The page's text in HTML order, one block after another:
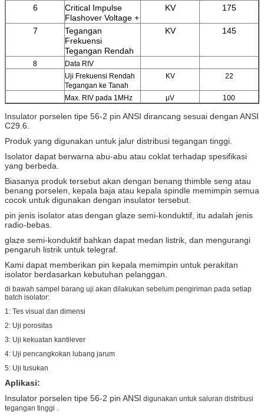
6
Critical Impulse
Flashover Voltage +
KV 175
7
Tegangan
Frekuensi
Tegangan Rendah
KV 145
8
Data RIV
Uji Frekuensi Rendah
Tegangan ke Tanah
KV 22
Max. RIV pada 1MHz μV 100
Insulator porselen tipe 56-2 pin ANSI dirancang sesuai dengan ANSI
C29.6.
Produk yang digunakan untuk jalur distribusi tegangan tinggi.
Isolator dapat berwarna abu-abu atau coklat terhadap spesifikasi
yang berbeda.
Biasanya produk tersebut akan dengan benang thimble seng atau
benang porselen, kepala baja atau kepala spindle memimpin semua
cocok untuk digunakan dengan insulator tersebut.
pin jenis isolator atasdengan glaze semi-konduktif, itu adalah jenis
radio-bebas.
glaze semi-konduktif bahkan dapat medan listrik, dan mengurangi
pengaruh listrik untuk telegraf.
Kami dapat memberikan pin kepala memimpin untuk perakitan
isolator berdasarkan kebutuhan pelanggan.
di bawah sampel barang uji akan dilakukan sebelum pengiriman pada setiap
batch isolator:
1: Tes visual dan dimensi
2: Uji porositas
3: Uji kekuatan kantilever
4: Uji pencangkokan lubang jarum
5: Uji tusukan
Aplikasi:
Insulator porselen tipe 56-2 pin ANSI digunakan untuk saluran distribusi
tegangan tinggi